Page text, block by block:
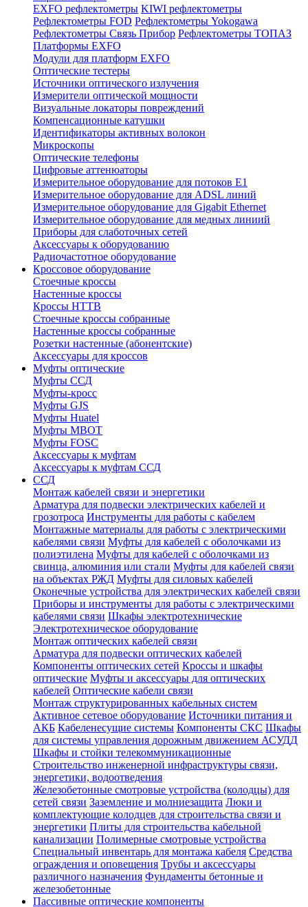
EXFO рефлектометры KIWI рефлектометры
Рефлектометры FOD Рефлектометры Yokogawa
Рефлектометры Связь Прибор Рефлектометры ТОПАЗ
Платформы EXFO
Модули для платформ EXFO
Оптические тестеры
Источники оптического излучения
Измерители оптической мощности
Визуальные локаторы повреждений
Компенсационные катушки
Идентификаторы активных волокон
Микроскопы
Оптические телефоны
Цифровые аттенюаторы
Измерительное оборудование для потоков Е1
Измерительное оборудование для ADSL линий
Измерительное оборудование для Gigabit Ethernet
Измерительное оборудование для медных линиий
Приборы для слаботочных сетей
Аксессуары к оборудованию
Радиочастотное оборудование
Кроссовое оборудование
Стоечные кроссы
Настенные кроссы
Кроссы HTTB
Стоечные кроссы собранные
Настенные кроссы собранные
Розетки настенные (абонентские)
Аксессуары для кроссов
Муфты оптические
Муфты ССД
Муфты-кросс
Муфты GJS
Муфты Huatel
Муфты МВОТ
Муфты FOSC
Аксессуары к муфтам
Аксессуары к муфтам ССД
ССД
Монтаж кабелей связи и энергетики
Арматура для подвески электрических кабелей и
грозотроса Инструменты для работы с кабелем
Монтажные материалы для работы с электрическими
кабелями связи Муфты для кабелей с оболочками из
полиэтилена Муфты для кабелей с оболочками из
свинца, алюминия или стали Муфты для кабелей связи
на объектах РЖД Муфты для силовых кабелей
Оконечные устройства для электрических кабелей связи
Приборы и инструменты для работы с электрическими
кабелями связи Шкафы электротехнические
Электротехническое оборудование
Монтаж оптических кабелей связи
Арматура для подвески оптических кабелей
Компоненты оптических сетей Кроссы и шкафы
оптические Муфты и аксессуары для оптических
кабелей Оптические кабели связи
Монтаж структурированных кабельных систем
Активное сетевое оборудование Источники питания и
АКБ Кабеленесущие системы Компоненты СКС Шкафы
для системы управления дорожным движением АСУДД
Шкафы и стойки телекоммуникационные
Строительство инженерной инфраструктуры связи,
энергетики, водоотведения
Железобетонные смотровые устройства (колодцы) для
сетей связи Заземление и молниезащита Люки и
комплектующие колодцев для строительства связи и
энергетики Плиты для строительства кабельной
канализации Полимерные смотровые устройства
Специальный инвентарь для монтажа кабеля Средства
ограждения и оповещения Трубы и аксессуары
различного назначения Фундаменты бетонные и
железобетонные
Пассивные оптические компоненты